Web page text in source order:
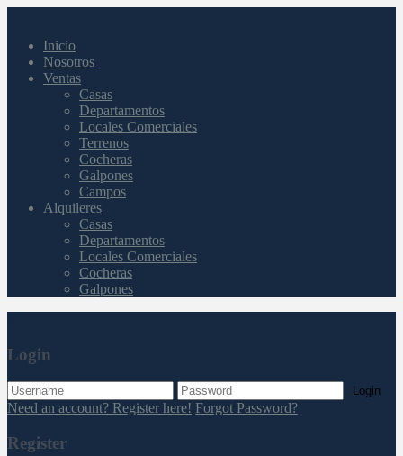
Inicio
Nosotros
Ventas
Casas
Departamentos
Locales Comerciales
Terrenos
Cocheras
Galpones
Campos
Alquileres
Casas
Departamentos
Locales Comerciales
Cocheras
Galpones
Login
Login
Need an account? Register here! Forgot Password?
Register